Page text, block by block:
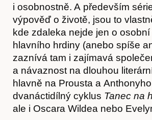
i osobnostně. A především
výpověď o životě, jsou to
kde zdaleka nejde jen o osobní
hlavního hrdiny (anebo spíše
zaznívá tam i zajímavá
a návaznost na dlouhou
hlavně na Prousta a
dvanáctidílný cyklus Tanec na
ale i Oscara Wildea nebo